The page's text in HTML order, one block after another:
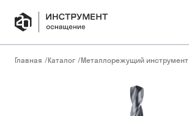
Главная /Каталог /Металлорежущий инструмент